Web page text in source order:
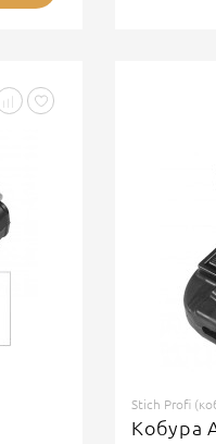
Stich Profi
Кобура